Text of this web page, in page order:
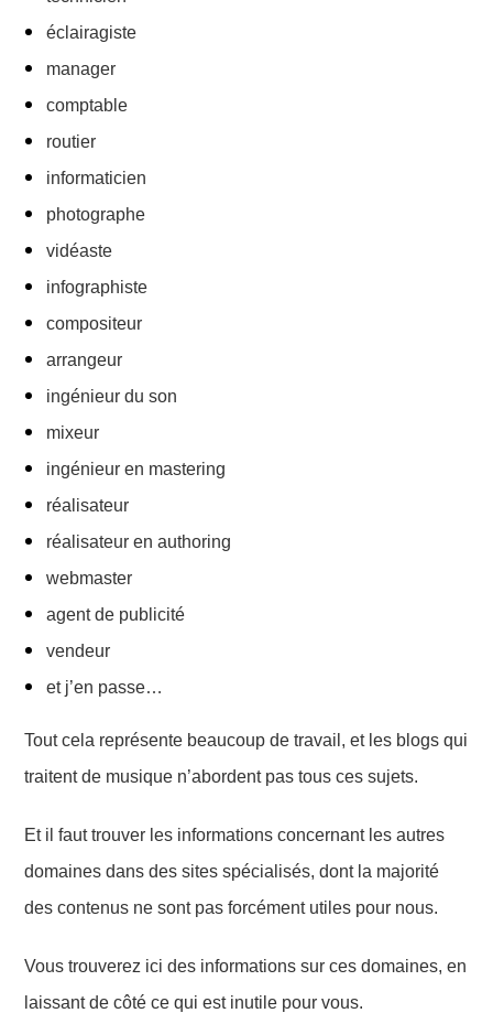
éclairagiste
manager
comptable
routier
informaticien
photographe
vidéaste
infographiste
compositeur
arrangeur
ingénieur du son
mixeur
ingénieur en mastering
réalisateur
réalisateur en authoring
webmaster
agent de publicité
vendeur
et j’en passe…
Tout cela représente beaucoup de travail, et les blogs qui
traitent de musique n’abordent pas tous ces sujets.
Et il faut trouver les informations concernant les autres
domaines dans des sites spécialisés, dont la majorité
des contenus ne sont pas forcément utiles pour nous.
Vous trouverez ici des informationssur ces domaines,en
laissant de côté ce qui est inutile pour vous.